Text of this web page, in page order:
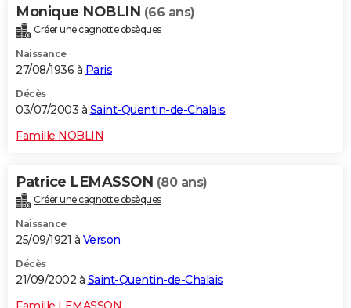
Monique NOBLIN (66 ans)
Créer une cagnotte obsèques
Naissance
27/08/1936 à Paris
Décès
03/07/2003 à Saint-Quentin-de-Chalais
Famille NOBLIN
Patrice LEMASSON (80 ans)
Créer une cagnotte obsèques
Naissance
25/09/1921 à Verson
Décès
21/09/2002 à Saint-Quentin-de-Chalais